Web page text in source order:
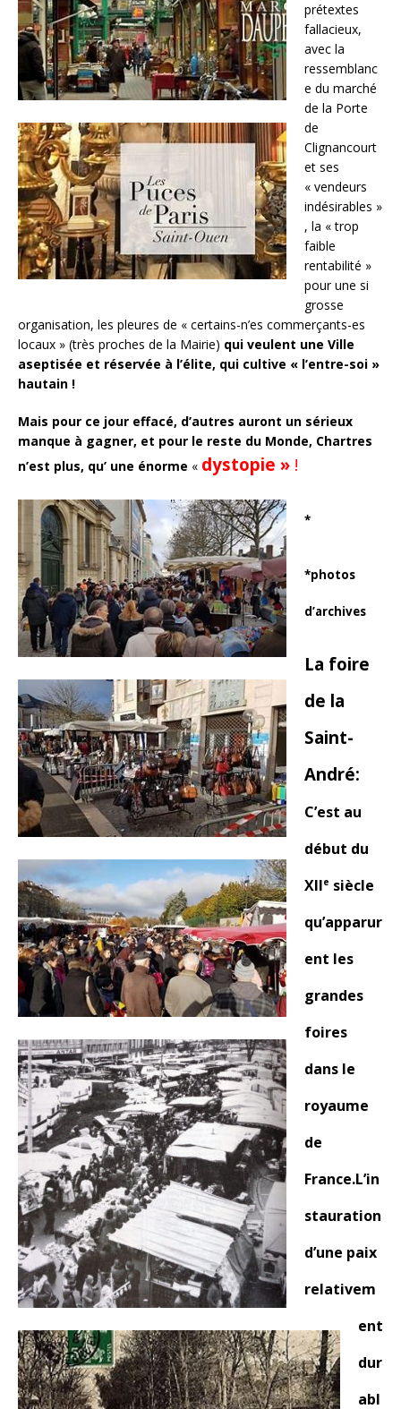
prétextes
fallacieux,
avec la
ressemblanc
e du marché
de la Porte
de
Clignancourt
et ses
« vendeurs
indésirables »
, la « trop
faible
rentabilité »
pour une si
grosse
organisation, les pleures de « certains-n’es commerçants-es
locaux » (très proches de la Mairie) qui veulent une Ville
aseptisée et réservée à l’élite, qui cultive « l’entre-soi »
hautain !
Mais pour ce jour effacé, d’autres auront un sérieux
manque à gagner, et pour le reste du Monde, Chartres
n’est plus, qu’ une énorme « dystopie » !
*
*photos
d’archives
La foire
de la
Saint-
André:
C’est au
début du
XIIe siècle
qu’apparur
ent les
grandes
foires
dans le
royaume
de
France.L’in
stauration
d’une paix
relativem
ent
dur
abl